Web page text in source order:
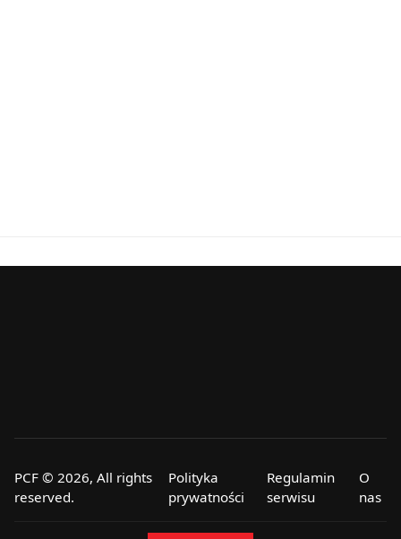
PCF © 2026, All rights
reserved.
Polityka
prywatności
Regulamin
serwisu
O
nas